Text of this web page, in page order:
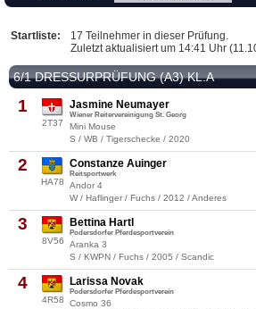
Startliste:
17 Teilnehmer in dieser Prüfung.
Zuletzt aktualisiert um 14:41 Uhr
6/1 DRESSURPRÜFUNG (A3) KL.A
1
2T37
Jasmine Neumayer
Wiener Reitervereinigung St. Georg
Mini Mouse
S / WB / Tigerschecke / 2020
2
HA78
Constanze Auinger
Reitsportwerk
Andor 4
W / Haflinger / Fuchs / 2012 / Anderes
3
8V56
Bettina Hartl
Podersdorfer Pferdesportverein
Aranka 3
S / KWPN / Fuchs / 2005 / Scandic
4
4R58
Larissa Novak
Podersdorfer Pferdesportverein
Cosmo 36